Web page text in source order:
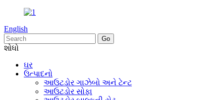
English
શોધો
ઘર
ઉત્પાદનો
આઉટડોર ગાઝેબો અને ટેન્ટ
આઉટડોર સોફા